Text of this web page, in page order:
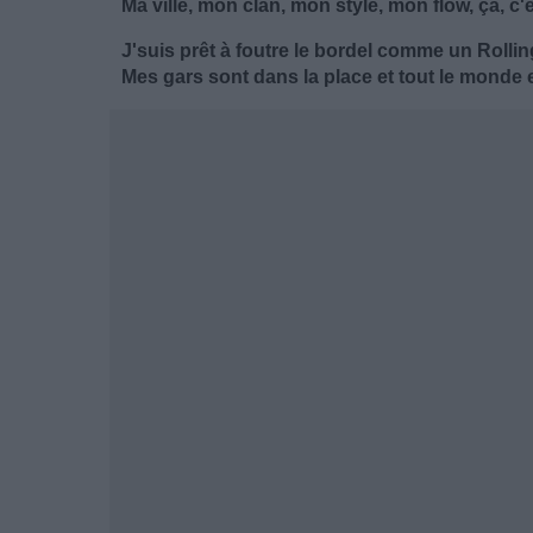
Ma ville, mon clan, mon style, mon flow, ça,
J'suis prêt à foutre le bordel comme un
Mes gars sont dans la place et tout le monde